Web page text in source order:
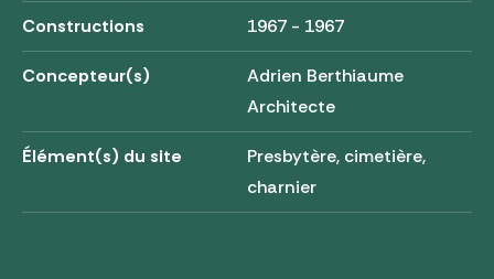
Constructions 1967 - 1967
Concepteur(s)
Adrien Berthiaume
Architecte
Élément(s) du site
Presbytère, cimetière,
charnier